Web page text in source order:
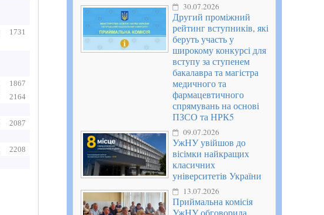
1731
1867
2164
2087
2208
30.07.2026
Другий проміжний
рейтинг вступників, які
беруть участь у
широкому конкурсі для
вступу за ступенем
бакалавра та магістра
медичного та
фармацевтичного
спрямувань на основі
ПЗСО та НРК5
09.07.2026
УжНУ увійшов до
вісімки найкращих
класичних
університетів України
13.07.2026
Приймальна комісія